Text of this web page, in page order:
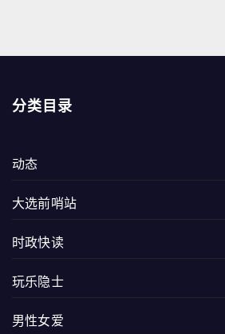
分类目录
动态
大选前哨站
时政快读
玩乐隐士
男性女爱